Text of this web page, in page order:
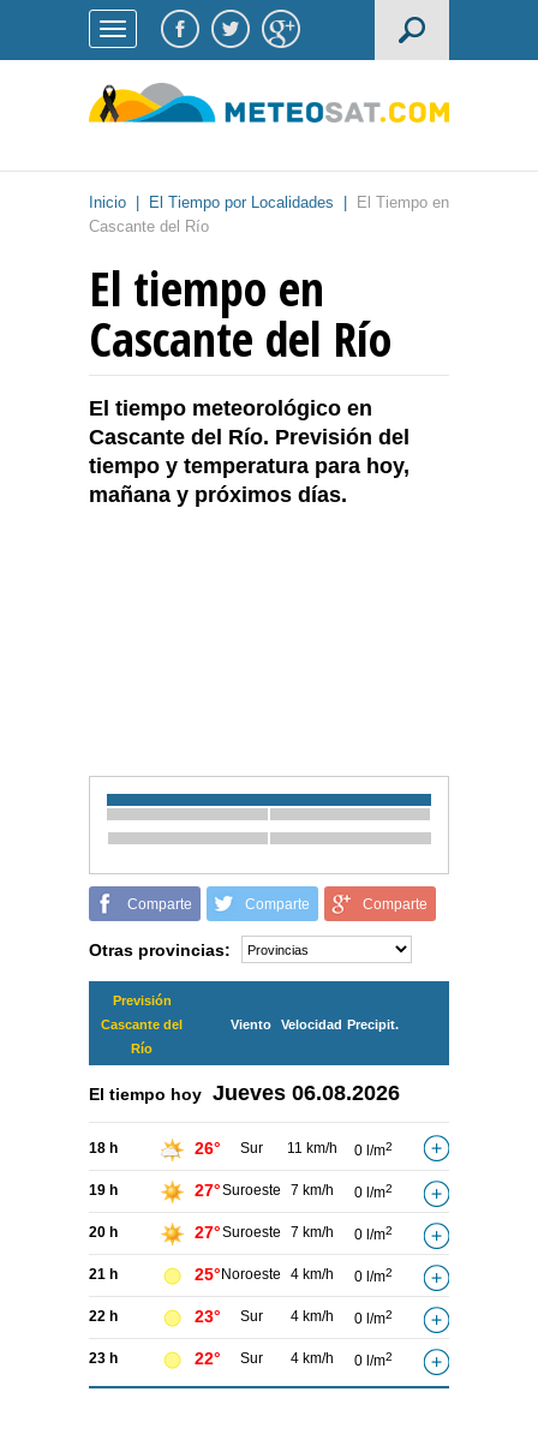
Inicio El Tiempo por Localidades
El Tiempo en
Cascante del Río
El tiempo en
Cascante del Río
El tiempo meteorológico en
Cascante del Río. Previsión del
tiempo y temperatura para hoy,
mañana y próximos días.
Comparte Comparte Comparte
Otras provincias:
Previsión
Cascante del
Río
Viento Velocidad Precipit.
El tiempo hoy Jueves 06.08.2026
18 h 26° Sur 11 km/h 0 l/m2
19 h 27°Suroeste 7 km/h 0 l/m2
20 h 27°Suroeste 7 km/h 0 l/m2
21 h 25° Noroeste 4 km/h 0 l/m2
22 h 23° Sur 4 km/h 0 l/m2
23 h 22° Sur 4 km/h 0 l/m2